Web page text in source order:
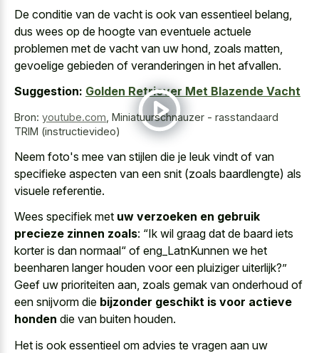
De conditie van de vacht is ook van essentieel belang,
dus wees op de hoogte van eventuele actuele
problemen met de vacht van uw hond, zoals matten,
gevoelige gebieden of veranderingen in het afvallen.
Suggestion: Golden Retriever Met Blazende Vacht
Bron: youtube.com Miniatuurschnauzer - rasstandaard
TRIM (instructievideo)
Neem foto's mee van stijlen die je leuk vindt of van
specifieke aspecten van een snit (zoals baardlengte) als
visuele referentie.
Wees specifiek met uw verzoeken en gebruik
precieze zinnen zoals: “Ik wil graag dat de baard iets
korter is dan normaal“ of eng_LatnKunnen we het
beenharen langer houden voor een pluiziger uiterlijk?”
Geef uw prioriteiten aan, zoals gemak van onderhoud of
een snijvorm die bijzonder geschikt is voor actieve
honden die van buiten houden.
Het is ook essentieel om advies te vragen aan uw